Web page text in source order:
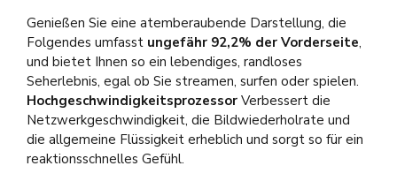
Genießen Sie eine atemberaubende Darstellung, die
Folgendes umfasst ungefähr 92,2% der Vorderseite,
und bietet Ihnen so ein lebendiges, randloses
Seherlebnis, egal ob Sie streamen, surfen oder spielen.
Hochgeschwindigkeitsprozessor Verbessert die
Netzwerkgeschwindigkeit, die Bildwiederholrate und
die allgemeine Flüssigkeit erheblich und sorgt so für ein
reaktionsschnelles Gefühl.